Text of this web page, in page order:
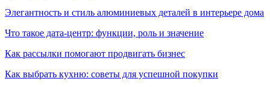
Элегантность и стиль алюминиевых деталей в интерьере дома
Что такое дата-центр: функции, роль и значение
Как рассылки помогают продвигать бизнес
Как выбрать кухню: советы для успешной покупки